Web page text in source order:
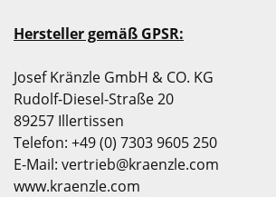
Hersteller gemäß GPSR:
Josef Kränzle GmbH & CO. KG
Rudolf-Diesel-Straße 20
89257 Illertissen
Telefon: +49 (0) 7303 9605 250
E-Mail: vertrieb@kraenzle.com
www.kraenzle.com